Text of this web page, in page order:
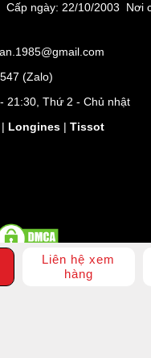
Liên hệ xem
hàng
Cấp ngày: 22/10/2003 Nơi
(Zalo)
21:30, Thứ 2 - Chủ nhật
| Longines | Tissot